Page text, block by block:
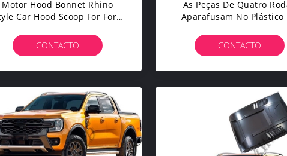
Motor Hood Bonnet Rhino
Car Hood Scoop For Ford
CONTACTO
As Peças De Quatro
Aparafusam No Plástico
Hood Scoops Cover For
CONTACTO